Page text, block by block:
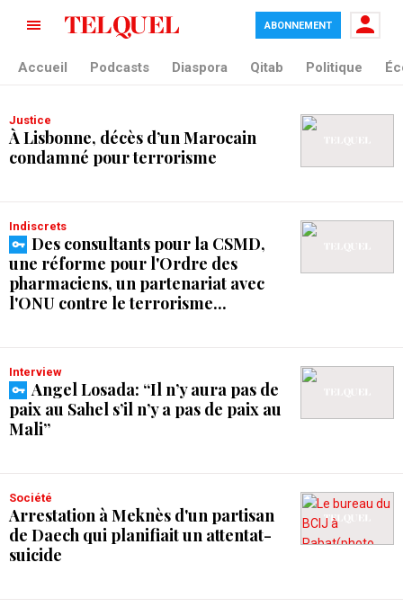
tag blade
ABONNEMENT
Accueil Podcasts Diaspora Qitab Politique
Justice
À Lisbonne, décès d’un Marocain
condamné pour terrorisme
Indiscrets
Des consultants pour la CSMD,
une réforme pour l'Ordre des
pharmaciens, un partenariat avec
l'ONU contre le terrorisme...
Interview
Angel Losada: “Il n’y aura pas de
paix au Sahel s’il n’y a pas de paix au
Mali”
Société
Arrestation à Meknès d'un partisan
de Daech qui planifiait un attentat-
suicide